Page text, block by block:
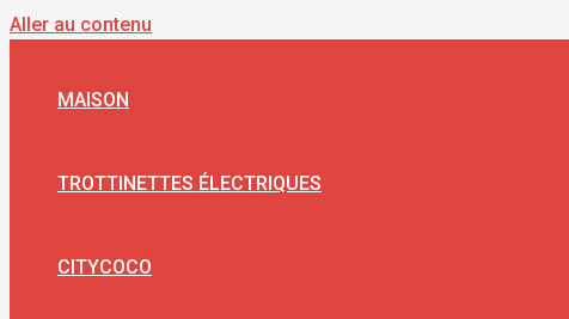
Aller au contenu
MAISON
TROTTINETTES ÉLECTRIQUES
CITYCOCO